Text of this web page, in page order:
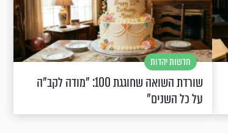
חדשות יהדות
שורדת השואה שחוגגת 100: "מודה לקב"ה
על כל השנים"